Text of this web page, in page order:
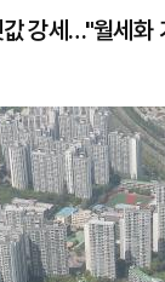
강세…"월세화